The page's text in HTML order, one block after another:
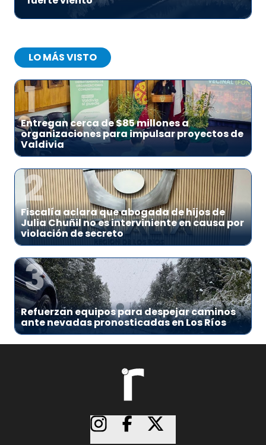
LO MÁS VISTO
1
Entregan cerca de $85 millones a
organizaciones para impulsar proyectos de
Valdivia
2
Fiscalía aclara que abogada de hijos de
Julia Chuñil no es interviniente en causa por
violación de secreto
3
Refuerzan equipos para despejar caminos
ante nevadas pronosticadas en Los Ríos